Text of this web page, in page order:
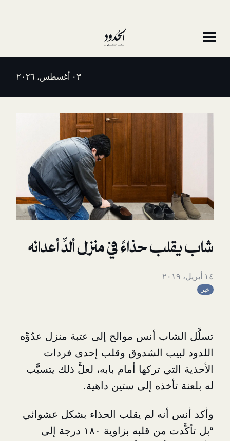
حذاءً في منزل ألدِّ أعدائه
أنس موالح إلى عتبة منزل عدُوِّه
الشدوق وقلب إحدى فردات
تركها أمام بابه، لعلَّ ذلك يتسبَّب
إلى ستين داهية.
أنه لم يقلب الحذاء بشكل عشوائي
“بل تأكَّدت من قلبه بزاوية ١٨٠ درجة إلى